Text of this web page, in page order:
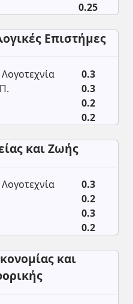
0.25
Επιστήμες
0.3
0.3
0.2
0.2
και Ζωής
0.3
0.2
0.3
0.2
και